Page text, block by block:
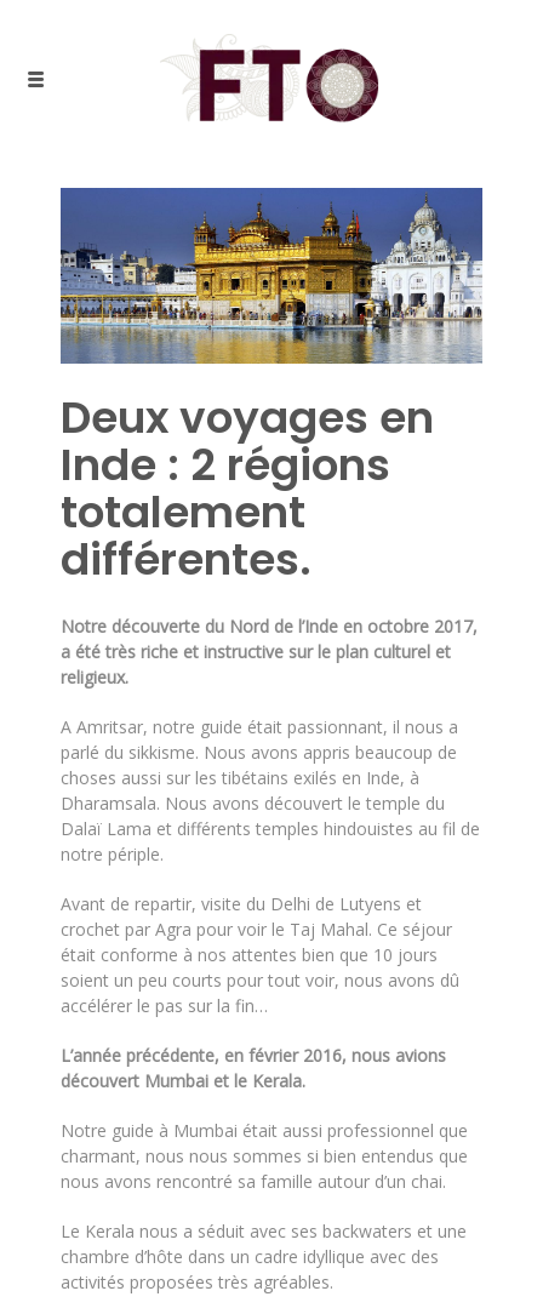
Deux voyages en
Inde : 2 régions
totalement
différentes.
Notre découverte du Nord de l’Inde en octobre 2017,
a été très riche et instructive sur le plan culturel et
religieux.
A Amritsar, notre guide était passionnant, il nous a
parlé du sikkisme. Nous avons appris beaucoup de
choses aussi sur les tibétains exilés en Inde, à
Dharamsala. Nous avons découvert le temple du
Dalaï Lama et différents temples hindouistes au fil de
notre périple.
Avant de repartir, visite du Delhi de Lutyens et
crochet par Agra pour voir le Taj Mahal. Ce séjour
était conforme à nos attentes bien que 10 jours
soient un peu courts pour tout voir, nous avons dû
accélérer le pas sur la fin…
L’année précédente, en février 2016, nous avions
découvert Mumbai et le Kerala.
Notre guide à Mumbai était aussi professionnel que
charmant, nous nous sommes si bien entendus que
nous avons rencontré sa famille autour d’un chai.
Le Kerala nous a séduit avec ses backwaters et une
chambre d’hôte dans un cadre idyllique avec des
activités proposées très agréables.